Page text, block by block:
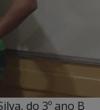
do 3º ano B